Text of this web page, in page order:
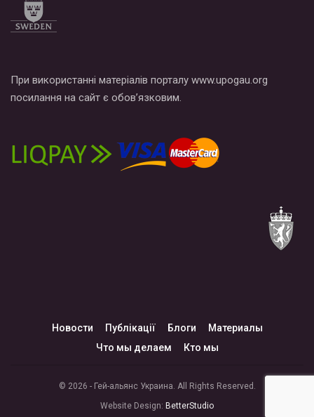
При використанні матеріалів порталу www.upogau.org
посилання на сайт є обов’язковим.
Новости Публікації Блоги
Материалы
Что мы делаем
Кто мы
© 2026 - Гей-альянс Украина. All Rights Reserved.
Website Design: BetterStudio